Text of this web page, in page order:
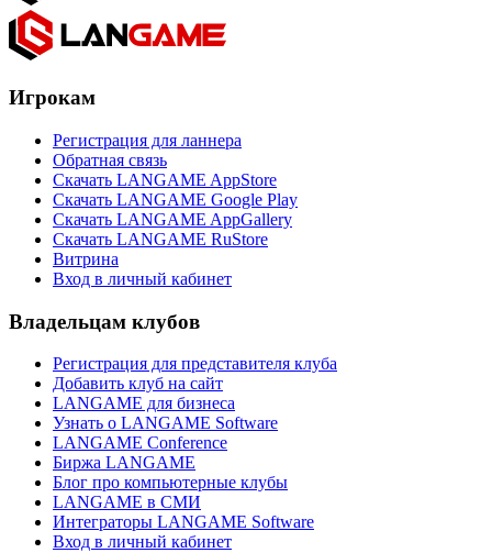
Игрокам
Регистрация для ланнера
Обратная связь
Скачать LANGAME AppStore
Скачать LANGAME Google Play
Скачать LANGAME AppGallery
Скачать LANGAME RuStore
Витрина
Вход в личный кабинет
Владельцам клубов
Регистрация для представителя клуба
Добавить клуб на сайт
LANGAME для бизнеса
Узнать о LANGAME Software
LANGAME Conference
Биржа LANGAME
Блог про компьютерные клубы
LANGAME в СМИ
Интеграторы LANGAME Software
Вход в личный кабинет